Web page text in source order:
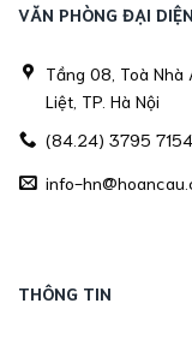
VĂN PHÒNG ĐẠI
Tầng 08, Toà Nhà
Liệt, TP. Hà Nội
(84.24) 3795 7154
info-
THÔNG TIN